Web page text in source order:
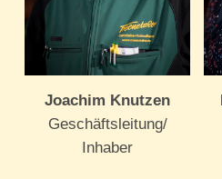
Joachim Knutzen
Geschäftsleitung/
Inhaber